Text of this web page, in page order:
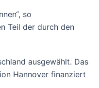
so
Teil der durch den
ausgewählt. Das
Hannover finanziert